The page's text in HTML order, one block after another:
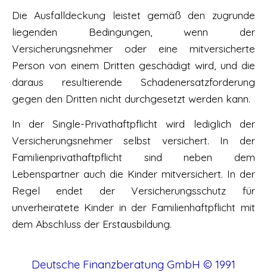
Die Ausfalldeckung leistet gemäß den zugrunde
liegenden Bedingungen, wenn der
Versicherungsnehmer oder eine mitversicherte
Person von einem Dritten geschädigt wird, und die
daraus resultierende Schadenersatzforderung
gegen den Dritten nicht durchgesetzt werden kann.
In der Single-Privathaftpflicht wird lediglich der
Versicherungsnehmer selbst versichert. In der
Familienprivathaftpflicht sind neben dem
Lebenspartner auch die Kinder mitversichert. In der
Regel endet der Versicherungsschutz für
unverheiratete Kinder in der Familienhaftpflicht mit
dem Abschluss der Erstausbildung.
Deutsche Finanzberatung GmbH © 1991